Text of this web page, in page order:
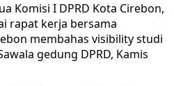
Komisi I DPRD Kota Cirebon,
rapat kerja bersama
membahas visibility studi
gedung DPRD, Kamis